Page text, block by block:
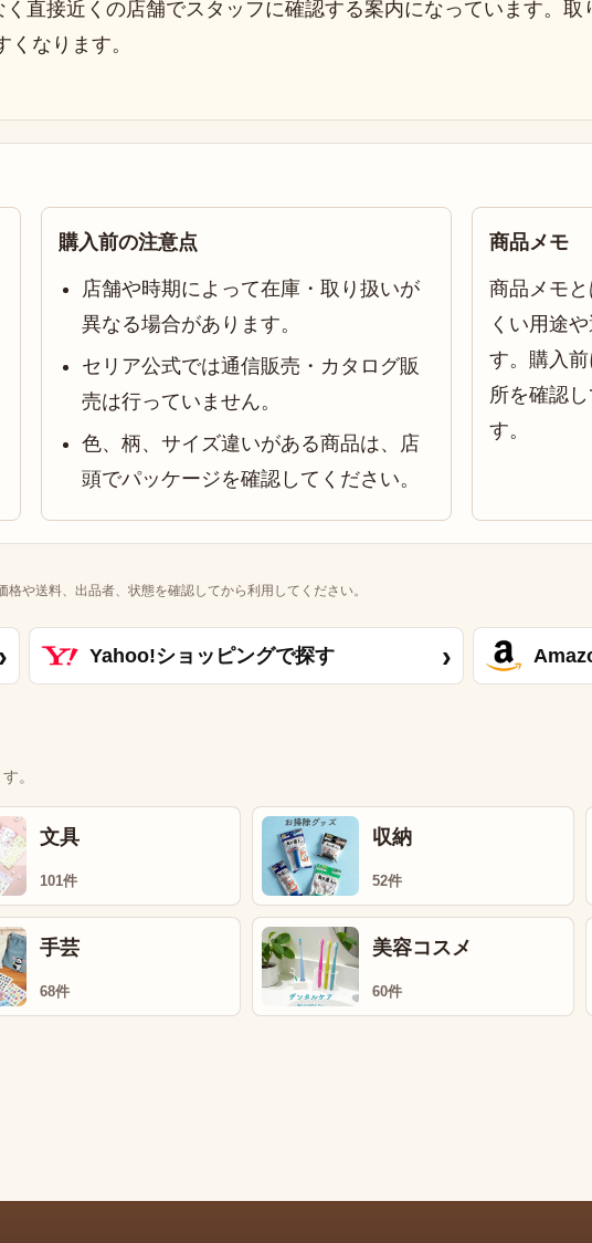
直接近くの店舗でスタッフに確認する案内になっています。
なります。
購入前の注意点
店舗や時期によって在庫・取り扱いが
異なる場合があります。
セリア公式では通信販売・カタログ販
売は行っていません。
色、柄、サイズ違いがある商品は、店
頭でパッケージを確認してください。
商品メモ
商品メモ
くい用途
す。購入
所を確認
す。
や送料、出品者、状態を確認してから利用してください。
› Yahoo!ショッピングで探す ›
。
文具
101件
収納
52件
手芸
68件
美容コスメ
60件